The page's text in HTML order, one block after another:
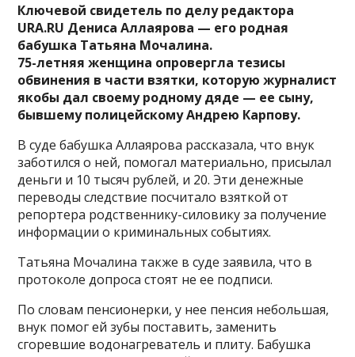
Ключевой свидетель по делу редактора
URA.RU Дениса Аллаярова — его родная
бабушка Татьяна Мочалина.
75-летняя женщина опровергла тезисы
обвинения в части взятки, которую журналист
якобы дал своему родному дяде — ее сыну,
бывшему полицейскому Андрею Карпову.
В суде бабушка Аллаярова рассказала, что внук
заботился о ней, помогал материально, присылал
деньги и 10 тысяч рублей, и 20. Эти денежные
переводы следствие посчитало взяткой от
репортера родственнику-силовику за получение
информации о криминальных событиях.
Татьяна Мочалина также в суде заявила, что в
протоколе допроса стоят не ее подписи.
По словам пенсионерки, у нее пенсия небольшая,
внук помог ей зубы поставить, заменить
сгоревшие водонагреватель и плиту. Бабушка